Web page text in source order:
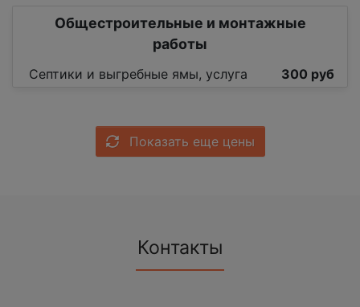
Общестроительные и монтажные
работы
Септики и выгребные ямы, услуга 300 руб
Показать еще цены
Контакты